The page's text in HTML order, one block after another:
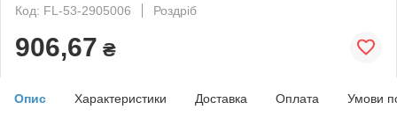
Код: FL-53-2905006
Роздріб
906,67 ₴
Опис Характеристики Доставка Оплата Умови